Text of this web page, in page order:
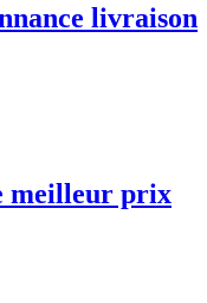
livraison
meilleur prix